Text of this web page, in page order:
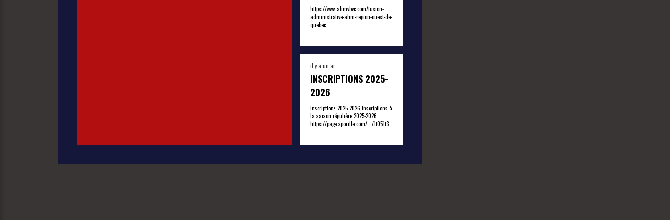
https://www.ahmvbvc.com/fusion-
administrative-ahm-region-ouest-de-
quebec
il y a un an
INSCRIPTIONS 2025-
2026
Inscriptions 2025-2026 Inscriptions à
la saison régulière 2025-2026
https://page.spordle.com/.../1f051f34-
d'Or
14aa-6684-bd7e... Mise en forme